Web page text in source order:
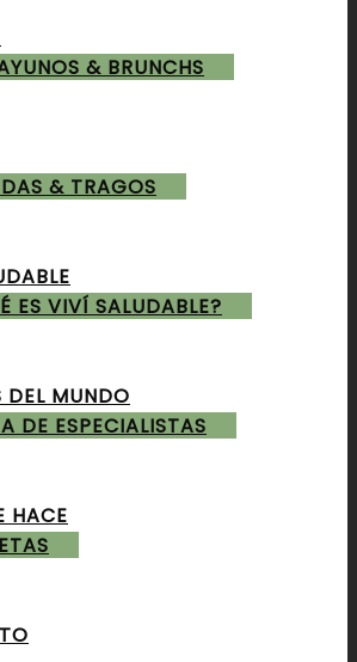
& BRUNCHS
& TRAGOS
& CENAS
& TORTAS
ES VIVÍ SALUDABLE?
DE ESPECIALISTAS
DEL MUNDO
HACE